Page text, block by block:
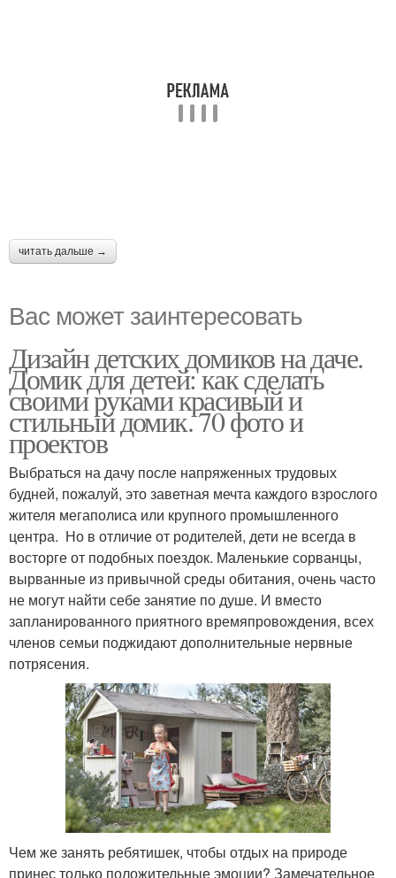
читать дальше →
Вас может заинтересовать
Дизайн детских домиков на даче.
Домик для детей: как сделать
своими руками красивый и
стильный домик. 70 фото и
проектов
Выбраться на дачу после напряженных трудовых
будней, пожалуй, это заветная мечта каждого взрослого
жителя мегаполиса или крупного промышленного
центра. Но в отличие от родителей, дети не всегда в
восторге от подобных поездок. Маленькие сорванцы,
вырванные из привычной среды обитания, очень часто
не могут найти себе занятие по душе. И вместо
запланированного приятного времяпровождения, всех
членов семьи поджидают дополнительные нервные
потрясения.
Чем же занять ребятишек, чтобы отдых на природе
принес только положительные эмоции? Замечательное